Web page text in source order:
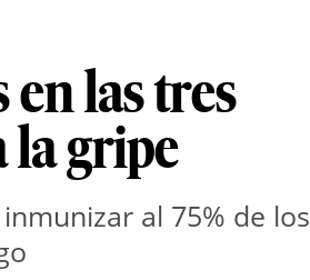
en las tres
la gripe
al 75% de los